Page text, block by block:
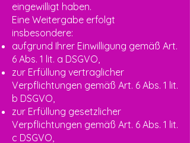
eingewilligt haben.
Eine Weitergabe erfolgt
insbesondere:
aufgrund Ihrer Einwilligung gemäß Art.
6 Abs. 1 lit. a DSGVO,
zur Erfüllung vertraglicher
Verpflichtungen gemäß Art. 6 Abs. 1 lit.
b DSGVO,
zur Erfüllung gesetzlicher
Verpflichtungen gemäß Art. 6 Abs. 1 lit.
c DSGVO,